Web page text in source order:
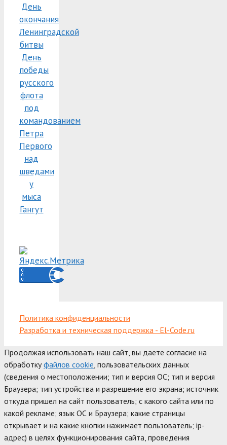
День
окончания
Ленинградской
битвы
День
победы
русского
флота
под
командованием
Петра
Первого
над
шведами
у
мыса
Гангут
Политика конфиденциальности
Разработка и техническая поддержка - El-Code.ru
Продолжая использовать наш сайт, вы даете согласие на
обработкуфайлов cookie , пользовательских данных
(сведения о местоположении; тип и версия ОС; тип и версия
Браузера; тип устройства и разрешение его экрана; источник
откуда пришел на сайт пользователь; с какого сайта или по
какой рекламе; язык ОС и Браузера; какие страницы
открывает и на какие кнопки нажимает пользователь; ip-
адрес) в целях функционирования сайта, проведения